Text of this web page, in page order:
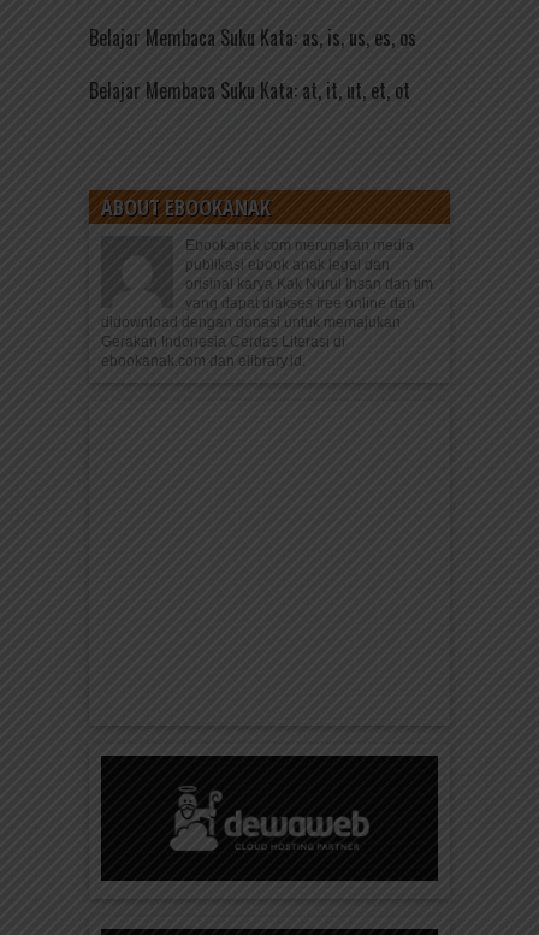
Belajar Membaca Suku Kata: as, is, us, es, os
Belajar Membaca Suku Kata: at, it, ut, et, ot
ABOUT EBOOKANAK
Ebookanak.com merupakan media
publikasi ebook anak legal dan
orisinal karya Kak Nurul Ihsan dan tim
yang dapat diakses free online dan
didownload dengan donasi untuk memajukan
Gerakan Indonesia Cerdas Literasi di
ebookanak.com dan elibrary.id.